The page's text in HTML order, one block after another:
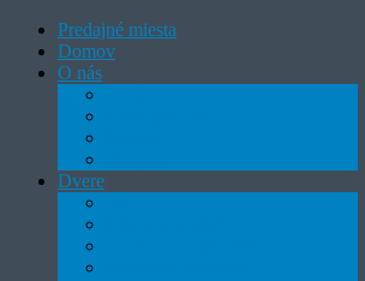
Predajné miesta
Domov
O nás
Dvere